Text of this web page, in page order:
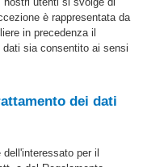
è rappresentata da
in precedenza il
sia consentito ai sensi
dei dati
per il